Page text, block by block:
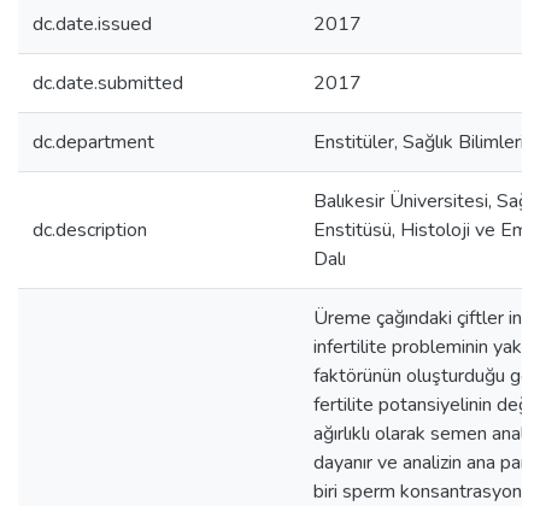
dc.date.issued 2017
dc.date.submitted 2017
dc.department Enstitüler, Sağlık Bilimleri
dc.description
Balıkesir Üniversitesi,
Enstitüsü, Histoloji ve
Dalı
Üreme çağındaki çiftler
infertilite probleminin
faktörünün oluşturduğu
fertilite potansiyelinin
ağırlıklı olarak semen
dayanır ve analizin ana
biri sperm